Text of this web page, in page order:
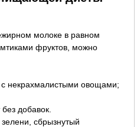
молоке в равном
фруктов, можно
некрахмалистыми овощами;
добавок.
сбрызнутый